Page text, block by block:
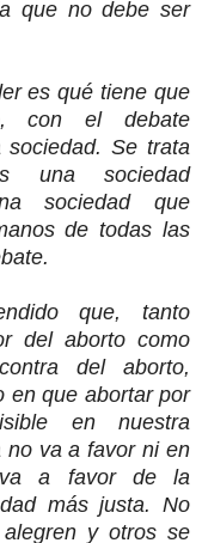
que no debe ser
es qué tiene que
con el debate
Se trata
una sociedad
sociedad que
de todas las
que, tanto
del aborto como
del aborto,
en que abortar por
en nuestra
no va a favor ni en
a favor de la
más justa. No
y otros se